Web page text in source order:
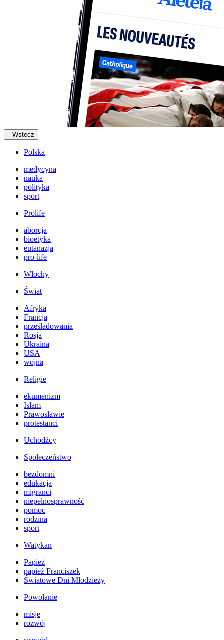
Wstecz
Polska
medycyna
nauka
polityka
sport
Prolife
aborcja
bioetyka
eutanazja
pro-life
Włochy
Świat
Afryka
Francja
prześladowania
Rosja
Ukraina
USA
wojna
Religie
ekumenizm
Islam
Prawosławie
protestanci
Uchodźcy
Społeczeństwo
bezdomni
edukacja
migranci
niepełnosprawność
pomoc
rodzina
sport
Watykan
Papież
papież Franciszek
Światowe Dni Młodzieży
Powołanie
misje
rozwój